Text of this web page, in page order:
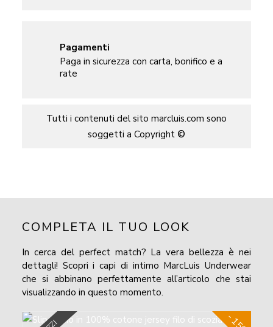
Pagamenti
Paga in sicurezza con carta, bonifico e a
rate
Tutti i contenuti del sito marcluis.com sono
soggetti a Copyright ©
COMPLETA IL TUO LOOK
In cerca del perfect match? La vera bellezza è nei
dettagli! Scopri i capi di intimo MarcLuis Underwear
che si abbinano perfettamente all’articolo che stai
visualizzando in questo momento.